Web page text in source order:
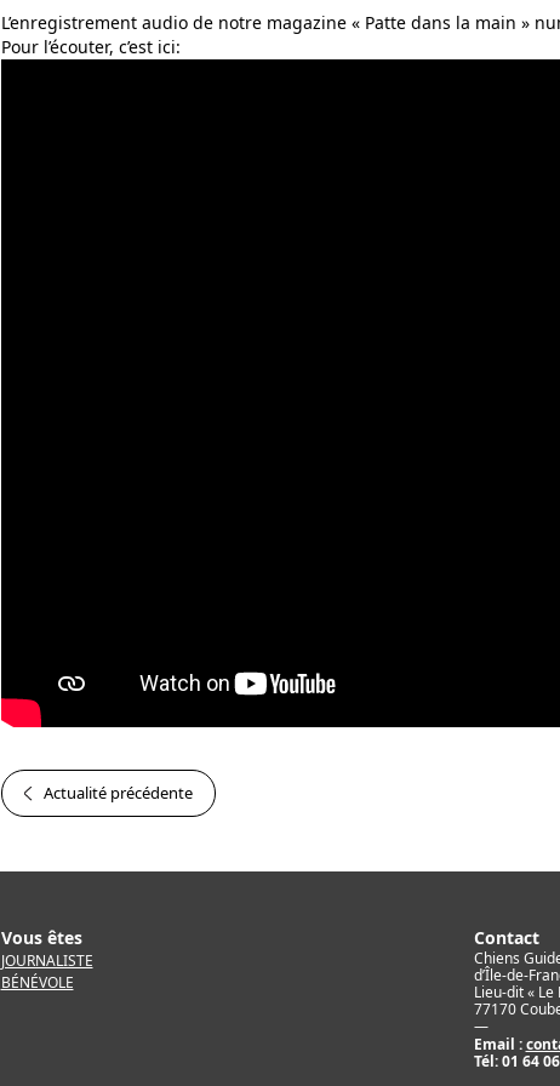
L’enregistrement audio de notre magazine « Patte dans la main »
Pour l’écouter, c’est ici:
Actualité précédente
Vous êtes
JOURNALISTE
BÉNÉVOLE
Contact
Chiens
d’Île-de-
Lieu-dit «
77170
—
Email :
Tél: 01 64